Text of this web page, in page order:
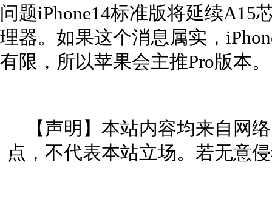
问题iPhone14标准版将延续A15
理器。如果这个消息属实，
有限，所以苹果会主推Pro版本。
【声明】本站内容均来自网
点，不代表本站立场。若无意